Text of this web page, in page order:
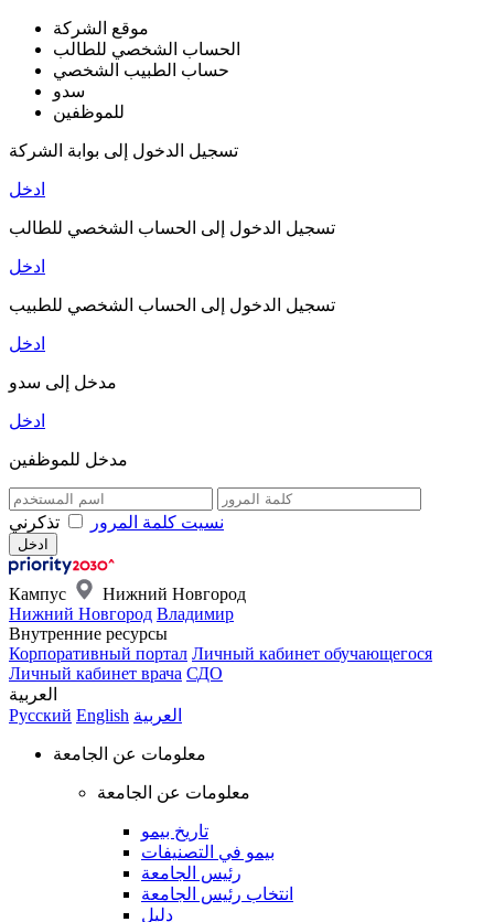
موقع الشركة
الحساب الشخصي للطالب
حساب الطبيب الشخصي
سدو
للموظفين
تسجيل الدخول إلى بوابة الشركة
ادخل
تسجيل الدخول إلى الحساب الشخصي للطالب
ادخل
تسجيل الدخول إلى الحساب الشخصي للطبيب
ادخل
مدخل إلى سدو
ادخل
مدخل للموظفين
نسيت كلمة المرور تذكرني
Кампус
Нижний Новгород
Нижний Новгород Владимир
Внутренние ресурсы
Корпоративный портал Личный кабинет обучающегося
Личный кабинет врача СДО
العربية
Русский English العربية
معلومات عن الجامعة
معلومات عن الجامعة
تاريخ بيمو
بيمو في التصنيفات
رئيس الجامعة
انتخاب رئيس الجامعة
دليل